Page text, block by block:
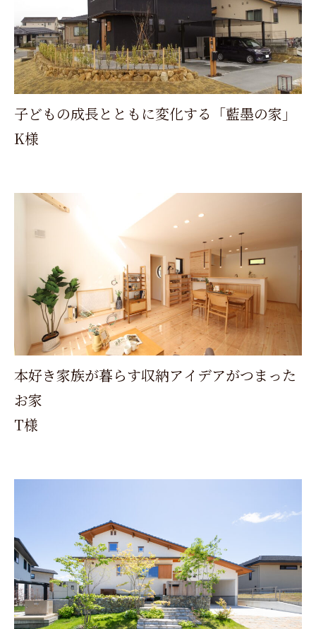
子どもの成長とともに変化する「藍墨の家」
K様
本好き家族が暮らす収納アイデアがつまった
お家
T様